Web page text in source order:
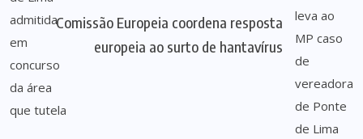
Comissão Europeia coordena resposta
europeia ao surto de hantavírus